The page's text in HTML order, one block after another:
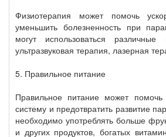
Физиотерапия может помочь
уменьшить болезненность при
могут использоваться
ультразвуковая терапия, лазерная
5. Правильное питание
Правильное питание может
систему и предотвратить развитие
необходимо употреблять больше
и других продуктов, богатых